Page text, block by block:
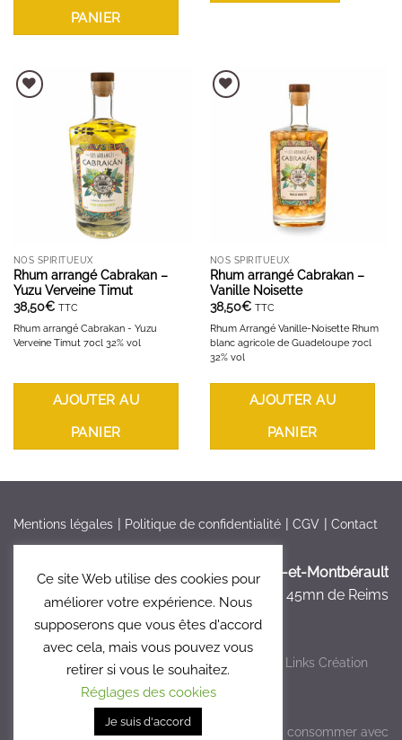
PANIER
AJOUTER À LA LISTE D'ENVIES
NOS SPIRITUEUX
Rhum arrangé Cabrakan –
Yuzu Verveine Timut
38,50€ TTC
Rhum arrangé Cabrakan - Yuzu
Verveine Timut 70cl 32% vol
AJOUTER AU
PANIER
NOS SPIRITUEUX
Rhum arrangé Cabrakan –
Vanille Noisette
38,50€ TTC
Rhum Arrangé Vanille-Noisette Rhum
blanc agricole de Guadeloupe 70cl
32% vol
AJOUTER AU
PANIER
Mentions légales Politique de confidentialité CGV Contact
France > Aisne >
Bruyères-et-Montbérault
à 5mn de Laon, à 45mn de Reims
Copyright 2026 © Le Clos 47 - Réalisé par Links Création
Graphique
L'abus d'alcool est dangereux pour la santé, à consommer avec
Ce site Web utilise des cookies pour
améliorer votre expérience. Nous
supposerons que vous êtes d'accord
avec cela, mais vous pouvez vous
retirer si vous le souhaitez.
Réglages des cookies
Je suis d'accord